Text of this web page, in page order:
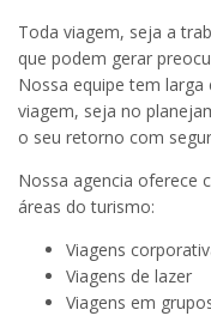
Toda viagem, seja a
que podem gerar
Nossa equipe tem larga
viagem, seja no
o seu retorno com
Nossa agencia oferece
áreas do turismo:
Viagens
Viagens de lazer
Viagens em